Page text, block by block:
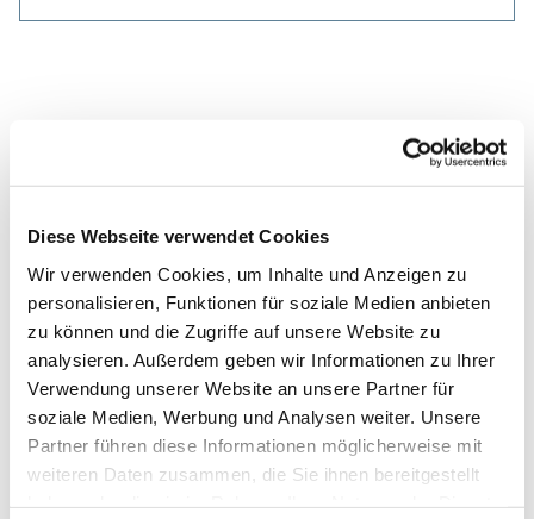
Diese Webseite verwendet Cookies
Wir verwenden Cookies, um Inhalte und Anzeigen zu
personalisieren, Funktionen für soziale Medien anbieten
zu können und die Zugriffe auf unsere Website zu
analysieren. Außerdem geben wir Informationen zu Ihrer
Verwendung unserer Website an unsere Partner für
soziale Medien, Werbung und Analysen weiter. Unsere
Partner führen diese Informationen möglicherweise mit
weiteren Daten zusammen, die Sie ihnen bereitgestellt